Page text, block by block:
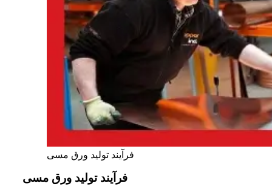
فرآیند تولید ورق مسی
فرآیند تولید ورق مسی